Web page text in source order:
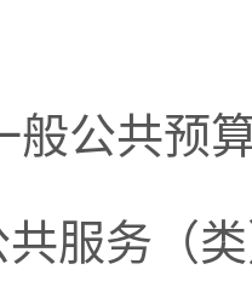
般公共预
共服务（